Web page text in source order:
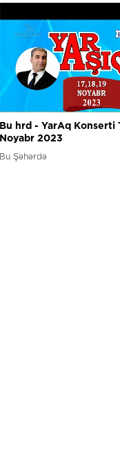
Bu hrd - YarAq Konserti
Noyabr 2023
Bu Şəhərdə